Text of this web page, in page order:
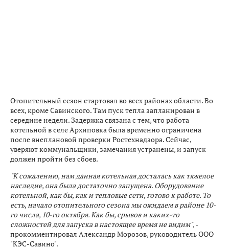
Отопительный сезон стартовал во всех районах области. Во
всех, кроме Савинского. Там пуск тепла запланирован в
середине недели. Задержка связана с тем, что работа
котельной в селе Архиповка была временно ограничена
после внеплановой проверки Ростехнадзора. Сейчас,
уверяют коммунальщики, замечания устранены, и запуск
должен пройти без сбоев.
"К сожалению, нам данная котельная досталась как тяжелое
наследие, она была достаточно запущена. Оборудование
котельной, как бы, как и тепловые сети, готово к работе. То
есть, начало отопительного сезона мы ожидаем в районе 10-
го числа, 10-го октября. Как бы, срывов и каких-то
сложностей для запуска в настоящее время не видим", -
прокомментировал Александр Морозов, руководитель ООО
"КЭС-Савино".